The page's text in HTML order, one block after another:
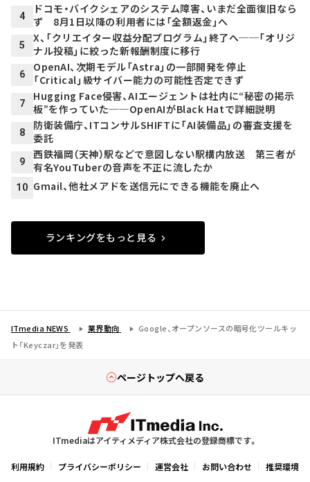
4
ドコモ・バイクシェアのシステム障害、いまだ全面復旧なら
ず 8月1日以降の利用者には「全額返金」へ
5
X、「クリエイター収益分配プログラム」終了へ──「オリジ
ナル投稿」に絞った新報酬制度に移行
6
OpenAI、次期モデル「Astra」の一部開発を停止
「Critical」級サイバー能力の可能性否定できず
7
Hugging Face侵害、AIエージェントは社内に“秘密の掲示
板”を作っていた──OpenAIがBlack Hatで詳細説明
8
防衛装備庁、ITコンサルSHIFTに「AI装備品」の審査支援を
委託
9
西鉄福岡（天神）駅などで意図しない駅構内放送 第三者が
有名YouTuberの音声を不正に流したか
10 Gmail、他社メアドを送信元にできる機能を廃止へ
ランキングをもっと見る
ITmedia NEWS 業界動向
Google、オープンソースの暗号化ツールキッ
ト「Keyczar」を発表
ページトップへ戻る
ITmediaはアイティメディア株式会社の登録商標です。
利用規約 プライバシーポリシー 運営会社 お問い合わせ 推奨環境